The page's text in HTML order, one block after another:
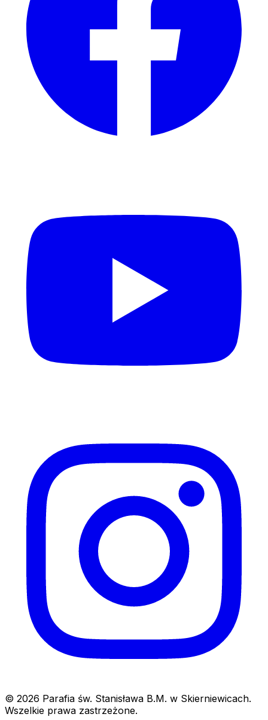
© 2026 Parafia św. Stanisława B.M. w Skierniewicach.
Wszelkie prawa zastrzeżone.